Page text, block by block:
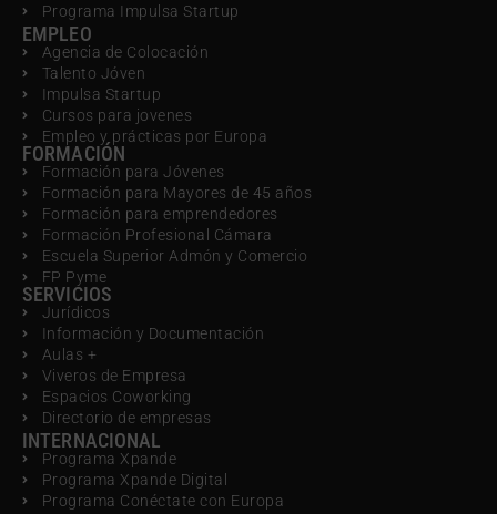
Programa Impulsa Startup
EMPLEO
Agencia de Colocación
Talento Jóven
Impulsa Startup
Cursos para jovenes
Empleo y prácticas por Europa
FORMACIÓN
Formación para Jóvenes
Formación para Mayores de 45 años
Formación para emprendedores
Formación Profesional Cámara
Escuela Superior Admón y Comercio
FP Pyme
SERVICIOS
Jurídicos
Información y Documentación
Aulas +
Viveros de Empresa
Espacios Coworking
Directorio de empresas
INTERNACIONAL
Programa Xpande
Programa Xpande Digital
Programa Conéctate con Europa